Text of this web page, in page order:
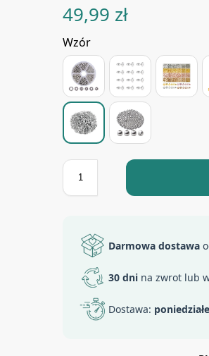
49,99 zł
Wzór
Darmowa dostawa
30 dni na zwrot lub
Dostawa: